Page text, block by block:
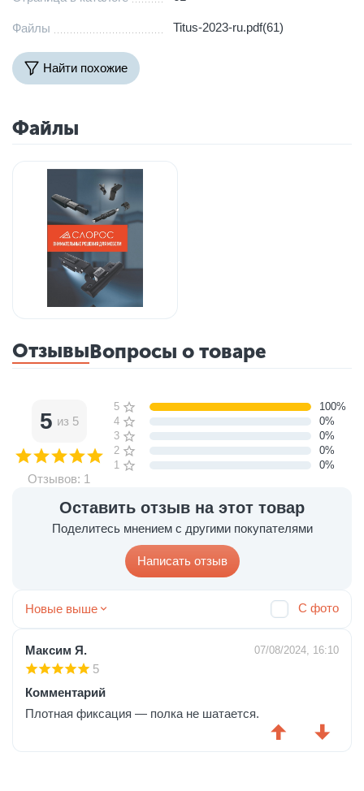
Файлы Titus-2023-ru.pdf(61)
Найти похожие
Файлы
ОтзывыВопросы о товаре
Оставить отзыв на этот товар
Поделитесь мнением с другими покупателями
Написать отзыв
5 из 5
Отзывов: 1
5 звёзд
100%
4 звезды
0%
3 звезды
0%
2 звезды
0%
1 звезда
0%
Новые выше С фото
Максим Я. 07/08/2024, 16:10
5
Комментарий
Плотная фиксация — полка не шатается.